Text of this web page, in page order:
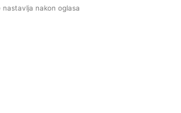
nastavlja nakon oglasa